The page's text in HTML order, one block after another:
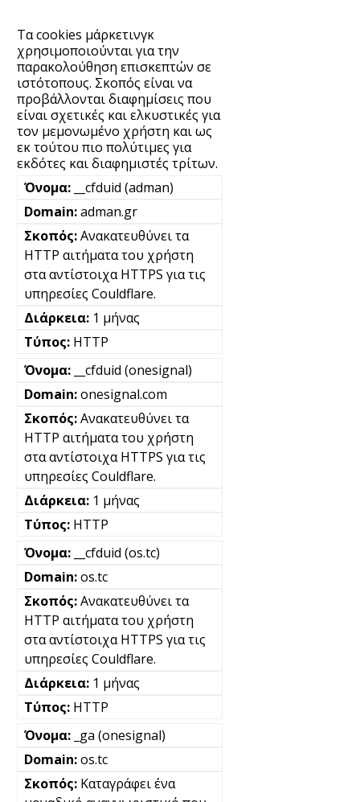
Τα cookies μάρκετινγκ
χρησιμοποιούνται για την
παρακολούθηση επισκεπτών σε
ιστότοπους. Σκοπός είναι να
προβάλλονται διαφημίσεις που
είναι σχετικές και ελκυστικές για
τον μεμονωμένο χρήστη και ως
εκ τούτου πιο πολύτιμες για
εκδότες και διαφημιστές τρίτων.
__cfduid (adman)
adman.gr
Ανακατευθύνει τα
HTTP αιτήματα του χρήστη
στα αντίστοιχα HTTPS για τις
υπηρεσίες Couldflare.
1 μήνας
HTTP
__cfduid (onesignal)
onesignal.com
Ανακατευθύνει τα
HTTP αιτήματα του χρήστη
στα αντίστοιχα HTTPS για τις
υπηρεσίες Couldflare.
1 μήνας
HTTP
__cfduid (os.tc)
os.tc
Ανακατευθύνει τα
HTTP αιτήματα του χρήστη
στα αντίστοιχα HTTPS για τις
υπηρεσίες Couldflare.
1 μήνας
HTTP
_ga (onesignal)
os.tc
Καταγράφει ένα